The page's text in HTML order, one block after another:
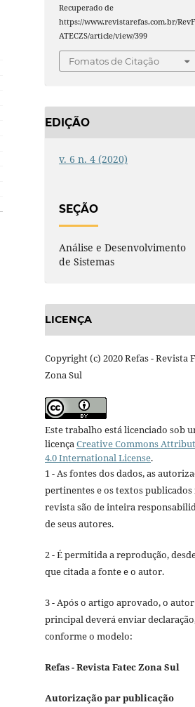
Recuperado de
https://www.revistarefas.com.br/RevF
ATECZS/article/view/399
Fomatos de Citação
EDIÇÃO
v. 6 n. 4 (2020)
SEÇÃO
Análise e Desenvolvimento
de Sistemas
LICENÇA
Copyright (c) 2020 Refas - Revista
Zona Sul
Este trabalho está licenciado sob
licençaCreative Commons
4.0 International License.
1 - As fontes dos dados, as
pertinentes e os textos publicados
revista são de inteira
de seus autores.
2 - É permitida a reprodução,
que citada a fonte e o autor.
3 - Após o artigo aprovado, o autor
principal deverá enviar
conforme o modelo:
Refas - Revista Fatec Zona Sul
Autorização par publicação